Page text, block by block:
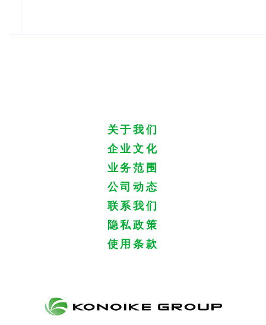
关于我们
企业文化
业务范围
公司动态
联系我们
隐私政策
使用条款